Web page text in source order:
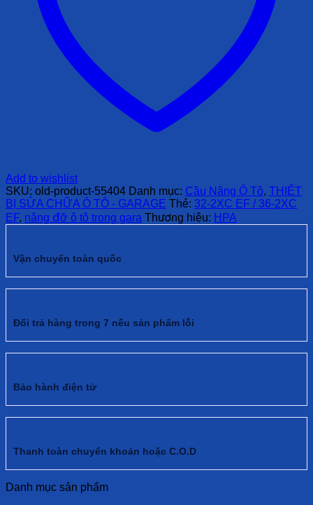
Add to wishlist
SKU: old-product-55404 Danh mục: Cầu Nâng Ô Tô, THIẾT
BỊ SỬA CHỮA Ô TÔ - GARAGE Thẻ: 32-2XC EF / 36-2XC
EF, nâng đỡ ô tô trong gara Thương hiệu: HPA
Vận chuyển toàn quốc
Đổi trả hàng trong 7 nếu sản phẩm lỗi
Bảo hành điện tử
Thanh toàn chuyển khoản hoặc C.O.D
Danh mục sản phẩm